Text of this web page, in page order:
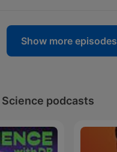
Show more episodes
podcasts